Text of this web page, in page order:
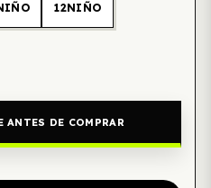
12NIÑO
ANTES DE COMPRAR